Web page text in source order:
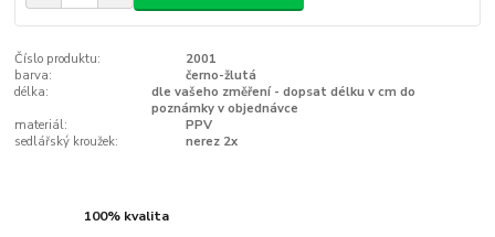
Číslo produktu:
2001
barva:
černo-žlutá
délka:
dle vašeho změření - dopsat délku v cm do
poznámky v objednávce
materiál:
PPV
sedlářský kroužek:
nerez 2x
100% kvalita